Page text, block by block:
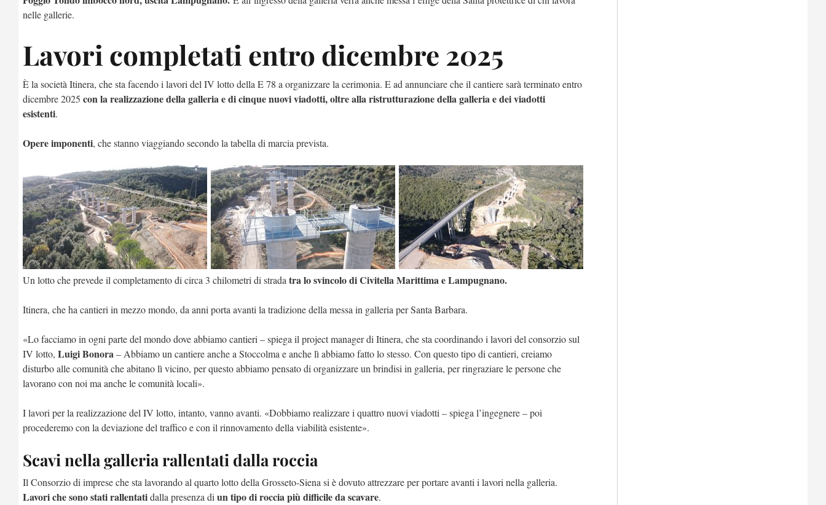
nelle gallerie.
Lavori completati entro dicembre 2025
È la società Itinera, che sta facendo i lavori del IV lotto della E 78 a organizzare la cerimonia. E ad annunciare che il cantiere sarà terminato entro
dicembre 2025 con la realizzazione della galleria e di cinque nuovi viadotti, oltre alla ristrutturazione della galleria e dei viadotti
esistenti.
Opere imponenti, che stanno viaggiando secondo la tabella di marcia prevista.
Un lotto che prevede il completamento di circa 3 chilometri di strada tra lo svincolo di Civitella Marittima e Lampugnano.
Itinera, che ha cantieri in mezzo mondo, da anni porta avanti la tradizione della messa in galleria per Santa Barbara.
«Lo facciamo in ogni parte del mondo dove abbiamo cantieri – spiega il project manager di Itinera, che sta coordinando i lavori del consorzio sul
IV lotto, Luigi Bonora– Abbiamo un cantiere anche a Stoccolma e anche lì abbiamo fatto lo stesso. Con questo tipo di cantieri, creiamo
disturbo alle comunità che abitano lì vicino, per questo abbiamo pensato di organizzare un brindisi in galleria, per ringraziare le persone che
lavorano con noi ma anche le comunità locali».
I lavori per la realizzazione del IV lotto, intanto, vanno avanti. «Dobbiamo realizzare i quattro nuovi viadotti – spiega l’ingegnere – poi
procederemo con la deviazione del traffico e con il rinnovamento della viabilità esistente».
Scavi nella galleria rallentati dalla roccia
Il Consorzio di imprese che sta lavorando al quarto lotto della Grosseto-Siena si è dovuto attrezzare per portare avanti i lavori nella galleria.
Lavori che sono stati rallentatidalla presenza di un tipo di roccia più difficile da scavare.